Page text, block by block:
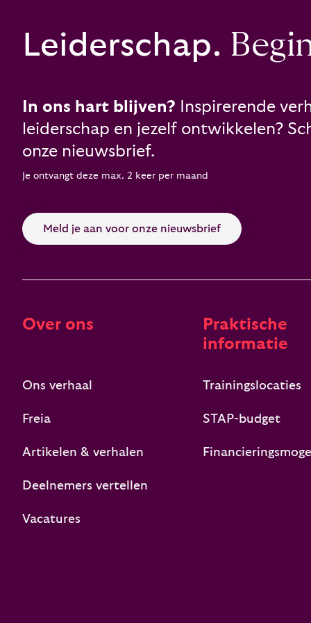
Leiderschap.
In ons hart blijven? Inspirerende
leiderschap en jezelf ontwikkelen?
onze nieuwsbrief.
Je ontvangt deze max. 2 keer per maand
Meld je aan voor onze nieuwsbrief
Over ons
Ons verhaal
Freia
Artikelen & verhalen
Deelnemers vertellen
Vacatures
Praktische
informatie
Trainingslocaties
STAP-budget